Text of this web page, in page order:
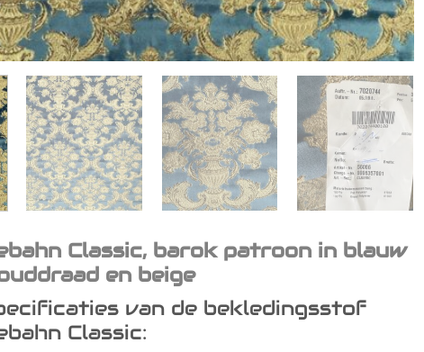
Classic, barok patroon in blauw
en beige
van de bekledingsstof
Classic: